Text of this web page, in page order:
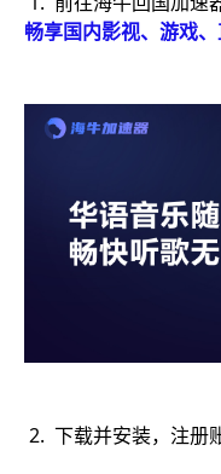
畅享国内影视、游戏
2. 下载并安装，注册